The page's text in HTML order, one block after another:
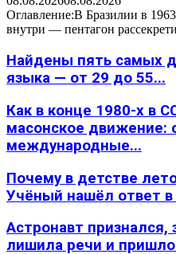
Оглавление:В Бразилии в
внутри — пентагон
Найдены пять самых
языка — от 29 до 55...
Как в конце 1980-х в
масонское движение:
международные...
Почему в детстве
Учёный нашёл ответ в
Астронавт признался,
лишила речи и